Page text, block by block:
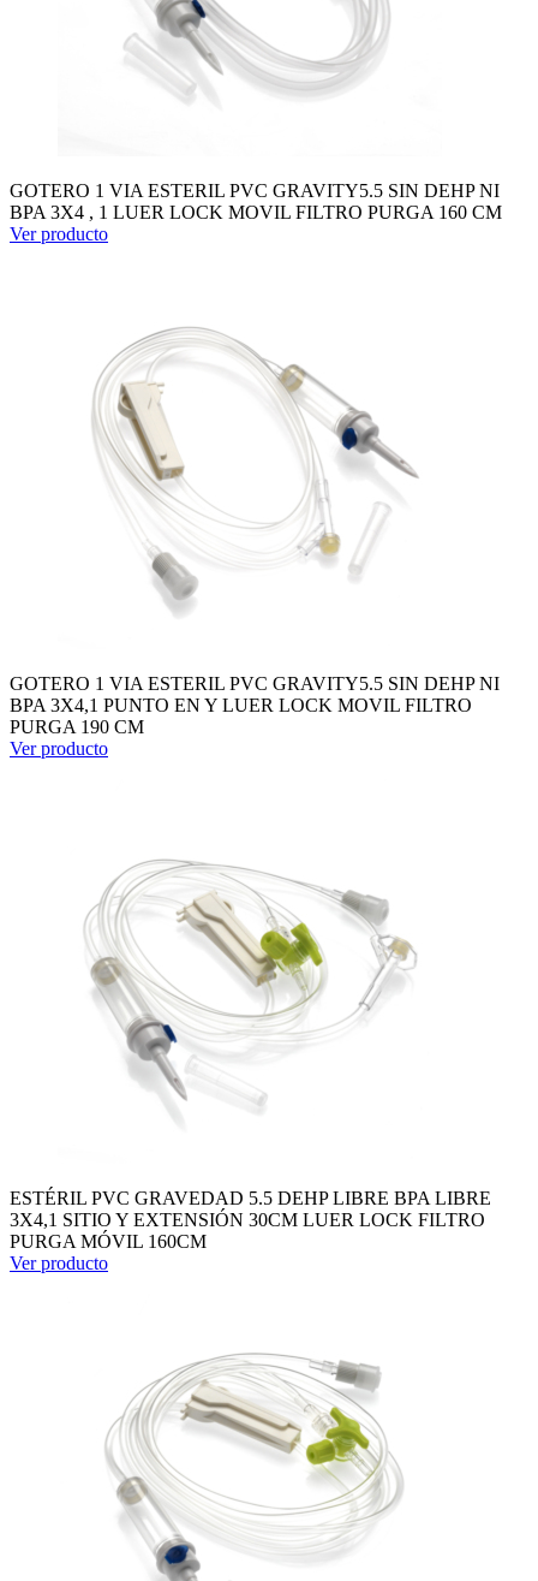
GOTERO 1 VIA ESTERIL PVC GRAVITY5.5 SIN DEHP NI
BPA 3X4 , 1 LUER LOCK MOVIL FILTRO PURGA 160 CM
Ver producto
GOTERO 1 VIA ESTERIL PVC GRAVITY5.5 SIN DEHP NI
BPA 3X4,1 PUNTO EN Y LUER LOCK MOVIL FILTRO
PURGA 190 CM
Ver producto
ESTÉRIL PVC GRAVEDAD 5.5 DEHP LIBRE BPA LIBRE
3X4,1 SITIO Y EXTENSIÓN 30CM LUER LOCK FILTRO
PURGA MÓVIL 160CM
Ver producto